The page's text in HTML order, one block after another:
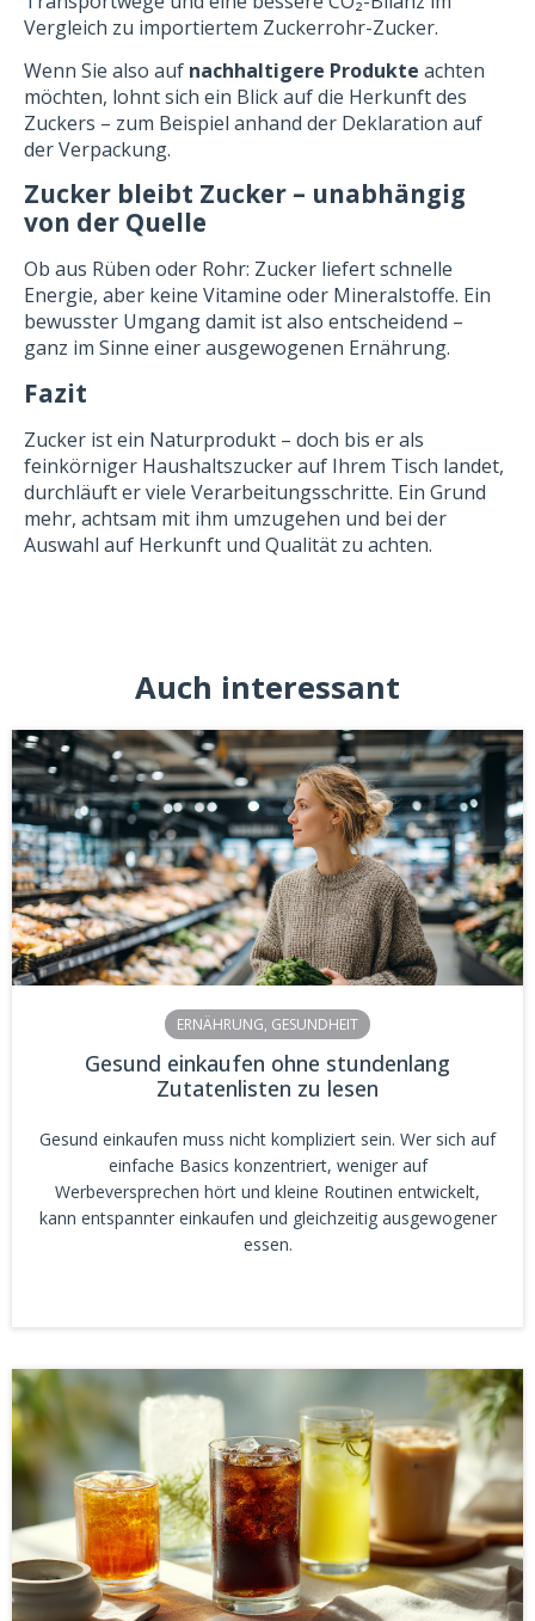
Vergleich zu importiertem Zuckerrohr-Zucker.
Wenn Sie also auf nachhaltigere Produkte achten
möchten, lohnt sich ein Blick auf die Herkunft des
Zuckers – zum Beispiel anhand der Deklaration auf
der Verpackung.
Zucker bleibt Zucker – unabhängig
von der Quelle
Ob aus Rüben oder Rohr: Zucker liefert schnelle
Energie, aber keine Vitamine oder Mineralstoffe. Ein
bewusster Umgang damit ist also entscheidend –
ganz im Sinne einer ausgewogenen Ernährung.
Fazit
Zucker ist ein Naturprodukt – doch bis er als
feinkörniger Haushaltszucker auf Ihrem Tisch landet,
durchläuft er viele Verarbeitungsschritte. Ein Grund
mehr, achtsam mit ihm umzugehen und bei der
Auswahl auf Herkunft und Qualität zu achten.
Auch interessant
ERNÄHRUNG, GESUNDHEIT
Gesund einkaufen ohne stundenlang
Zutatenlisten zu lesen
Gesund einkaufen muss nicht kompliziert sein. Wer sich auf
einfache Basics konzentriert, weniger auf
Werbeversprechen hört und kleine Routinen entwickelt,
kann entspannter einkaufen und gleichzeitig ausgewogener
essen.